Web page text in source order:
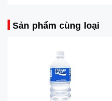
Sản phẩm cùng loại